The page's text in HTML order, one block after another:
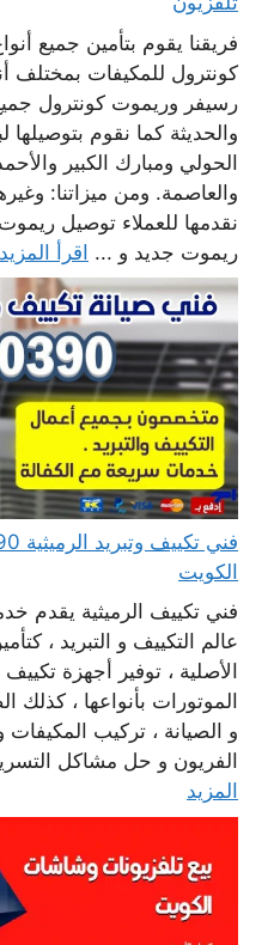
فريقنا يقوم بتأمين جميع
كونترول للمكيفات بمختلف
رسيفر وريموت كونترول جميع
والحديثة كما نقوم
الحولي ومبارك الكبير
والعاصمة. ومن ميزاتنا:
نقدمها للعملاء توصيل
ريموت جديد و ... اقرأ المزيد
الكويت
فني تكييف الرميثية يقدم
عالم التكييف و التبريد ،
الأصلية ، توفير أجهزة
الموتورات بأنواعها ،
و الصيانة ، تركيب المكيفات و
الفريون و حل مشاكل
المزيد